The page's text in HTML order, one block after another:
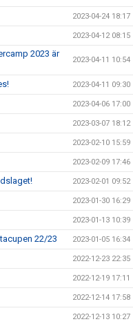
2023-04-24 18:17
2023-04-12 08:15
2023 är
2023-04-11 10:54
2023-04-11 09:30
2023-04-06 17:00
2023-03-07 18:12
2023-02-10 15:59
2023-02-09 17:46
2023-02-01 09:52
2023-01-30 16:29
2023-01-13 10:39
22/23 2023-01-05 16:34
2022-12-23 22:35
2022-12-19 17:11
2022-12-14 17:58
2022-12-13 10:27